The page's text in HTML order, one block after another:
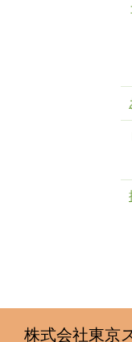
株式会社東京